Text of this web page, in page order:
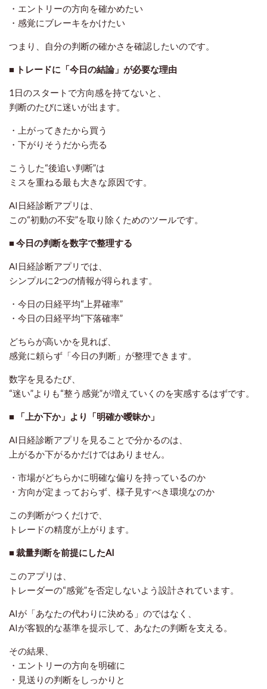
・エントリーの方向を確かめたい
・感覚にブレーキをかけたい
つまり、 自分の判断の確かさを確認したいのです。
■ トレードに「今日の結論」が必要な理由
1日のスタートで方向感を持てないと、
判断のたびに迷いが出ます。
・上がってきたから買う
・下がりそうだから売る
こうした“後追い判断”は
ミスを重ねる最も大きな原因です。
AI日経診断アプリは、
この“初動の不安”を取り除くためのツールです。
■ 今日の判断を数字で整理する
AI日経診断アプリでは、
シンプルに2つの情報が得られます。
・今日の日経平均“上昇確率”
・今日の日経平均“下落確率”
どちらが高いかを見れば、
感覚に頼らず「今日の判断」が整理できます。
数字を見るたび、
“迷い”よりも“整う感覚”が増えていくのを実感するはずです。
■ 「上か下か」より「明確か曖昧か」
AI日経診断アプリを見ることで分かるのは、
上がるか下がるかだけではありません。
・市場がどちらかに明確な偏りを持っているのか
・方向が定まっておらず、様子見すべき環境なのか
この判断がつくだけで、
トレードの精度が上がります。
■ 裁量判断を前提にしたAI
このアプリは、
トレーダーの“感覚”を否定しないよう設計されています。
AIが「あなたの代わりに決める」のではなく、
AIが客観的な基準を提示して、あなたの判断を支える。
その結果、
・エントリーの方向を明確に
・見送りの判断をしっかりと